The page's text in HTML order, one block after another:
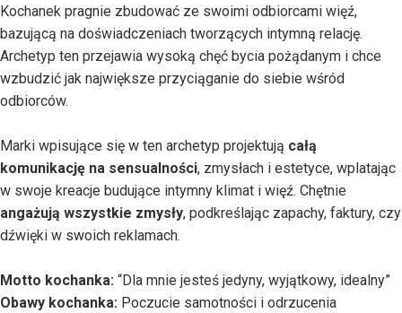
Kochanek pragnie zbudować ze swoimi odbiorcami więź,
bazującą na doświadczeniach tworzących intymną relację.
Archetyp ten przejawia wysoką chęć bycia pożądanym i chce
wzbudzić jak największe przyciąganie do siebie wśród
odbiorców.
Marki wpisujące się w ten archetyp projektują całą
komunikację na sensualności, zmysłach i estetyce, wplatając
w swoje kreacje budujące intymny klimat i więź. Chętnie
angażują wszystkie zmysły, podkreślając zapachy, faktury, czy
dźwięki w swoich reklamach.
Motto kochanka: “Dla mnie jesteś jedyny, wyjątkowy, idealny”
Obawy kochanka: Poczucie samotności i odrzucenia